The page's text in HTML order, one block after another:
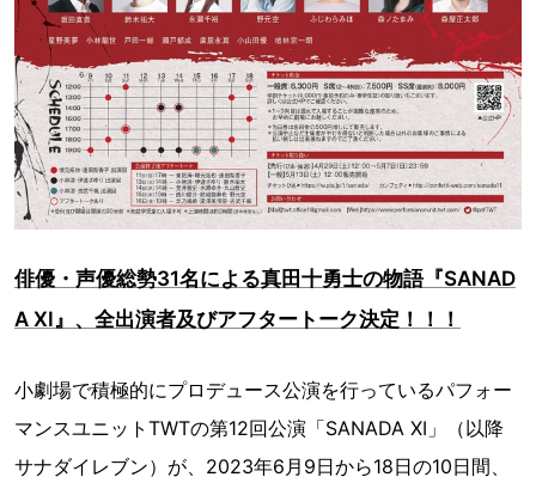
俳優・声優総勢31名による真田十勇士の物語『SANAD
A XI』、全出演者及びアフタートーク決定！！！
小劇場で積極的にプロデュース公演を行っているパフォー
マンスユニットTWTの第12回公演「SANADA XI」（以降
サナダイレブン）が、2023年6月9日から18日の10日間、